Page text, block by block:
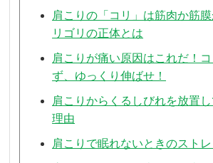
肩こりの「コリ」は筋肉か筋
リゴリの正体とは
肩こりが痛い原因はこれだ！
ず、ゆっくり伸ばせ！
肩こりからくるしびれを放置
理由
肩こりで眠れないときのスト